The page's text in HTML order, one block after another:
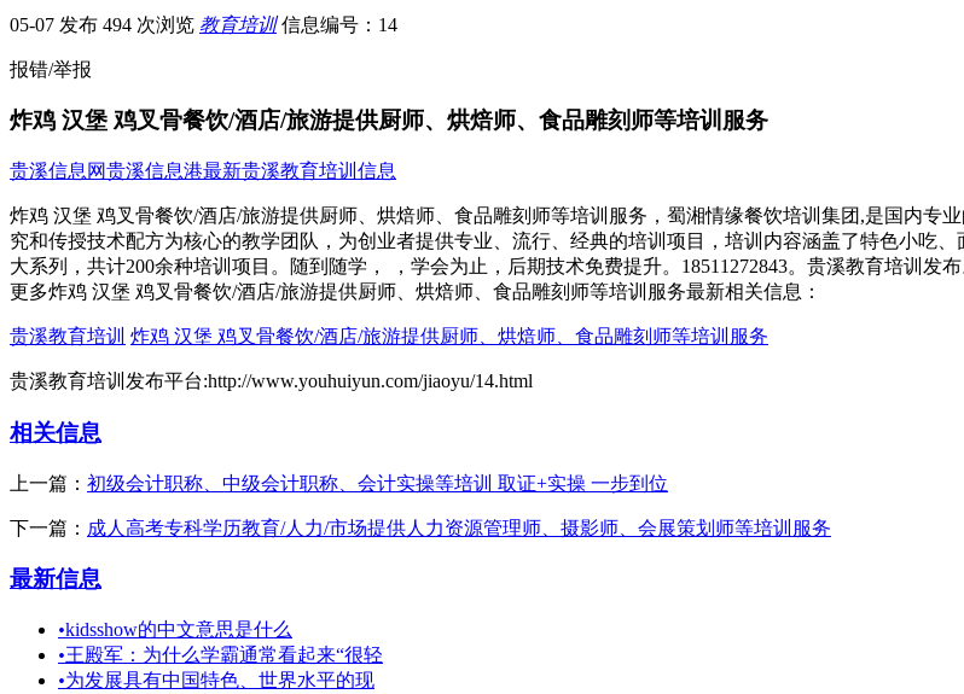
05-07 发布 494 次浏览 教育培训 信息编号：14
报错/举报
炸鸡 汉堡 鸡叉骨餐饮/酒店/旅游提供厨师、烘焙师、食品雕刻师等培训服务
贵溪信息网贵溪信息港最新贵溪教育培训信息
炸鸡 汉堡 鸡叉骨餐饮/酒店/旅游提供厨师、烘焙师、食品雕刻师等培训服务，蜀湘情缘餐饮培训集团,是国内专
究和传授技术配方为核心的教学团队，为创业者提供专业、流行、经典的培训项目，培训内容涵盖了特色小吃
大系列，共计200余种培训项目。随到随学， ，学会为止，后期技术免费提升。18511272843。贵溪教育培训发布
更多炸鸡 汉堡 鸡叉骨餐饮/酒店/旅游提供厨师、烘焙师、食品雕刻师等培训服务最新相关信息：
贵溪教育培训 炸鸡 汉堡 鸡叉骨餐饮/酒店/旅游提供厨师、烘焙师、食品雕刻师等培训服务
贵溪教育培训发布平台:http://www.youhuiyun.com/jiaoyu/14.html
相关信息
上一篇： 初级会计职称、中级会计职称、会计实操等培训 取证+实操 一步到位
下一篇： 成人高考专科学历教育/人力/市场提供人力资源管理师、摄影师、会展策划师等培训服务
最新信息
•kidsshow的中文意思是什么
•王殿军：为什么学霸通常看起来“很轻
•为发展具有中国特色、世界水平的现